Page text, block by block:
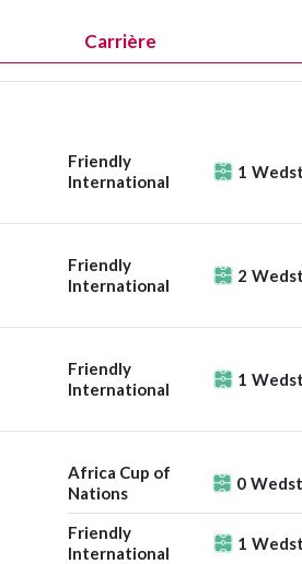
Carrière
Friendly
International
1
Friendly
International
2
Friendly
International
1
Africa Cup of
Nations
0
Friendly
International
1